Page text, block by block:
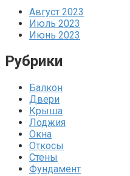
Август 2023
Июль 2023
Июнь 2023
Рубрики
Балкон
Двери
Крыша
Лоджия
Окна
Откосы
Стены
Фундамент